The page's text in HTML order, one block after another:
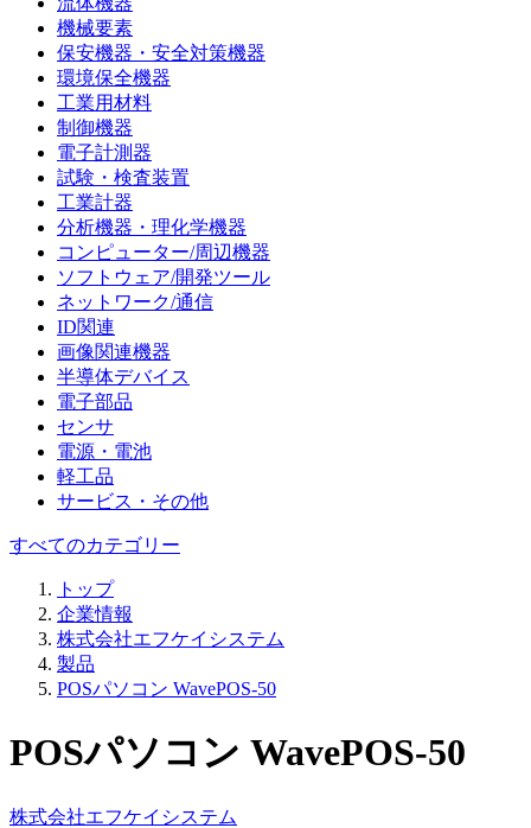
機械要素
保安機器・安全対策機器
環境保全機器
工業用材料
制御機器
電子計測器
試験・検査装置
工業計器
分析機器・理化学機器
コンピューター/周辺機器
ソフトウェア/開発ツール
ネットワーク/通信
ID関連
画像関連機器
半導体デバイス
電子部品
センサ
電源・電池
軽工品
サービス・その他
すべてのカテゴリー
トップ
企業情報
株式会社エフケイシステム
製品
POSパソコン WavePOS-50
POSパソコン WavePOS-50
株式会社エフケイシステム